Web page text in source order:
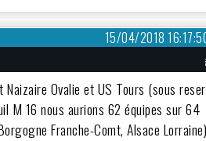
15/04/2018
Ovalie et US Tours (sous
M 16 nous aurions 62 équipes sur 64
Franche-Comt, Alsace Lorraine)